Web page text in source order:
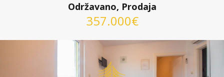
Održavano, Prodaja
357.000€